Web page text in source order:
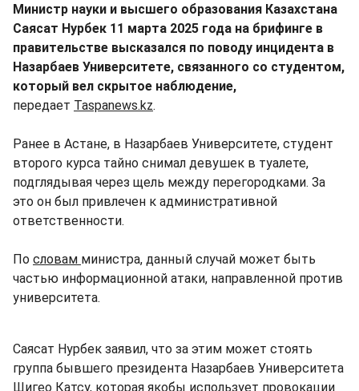
Министр науки и высшего образования Казахстана
Саясат Нурбек 11 марта 2025 года на брифинге в
правительстве высказался по поводу инцидента в
Назарбаев Университете, связанного со студентом,
который вел скрытое наблюдение,
передает Taspanews.kz.
Ранее в Астане, в Назарбаев Университете, студент
второго курса тайно снимал девушек в туалете,
подглядывая через щель между перегородками. За
это он был привлечен к административной
ответственности.
По словам министра, данный случай может быть
частью информационной атаки, направленной против
университета.
Саясат Нурбек заявил, что за этим может стоять
группа бывшего президента Назарбаев Университета
Шигео Катсу, которая якобы использует провокации